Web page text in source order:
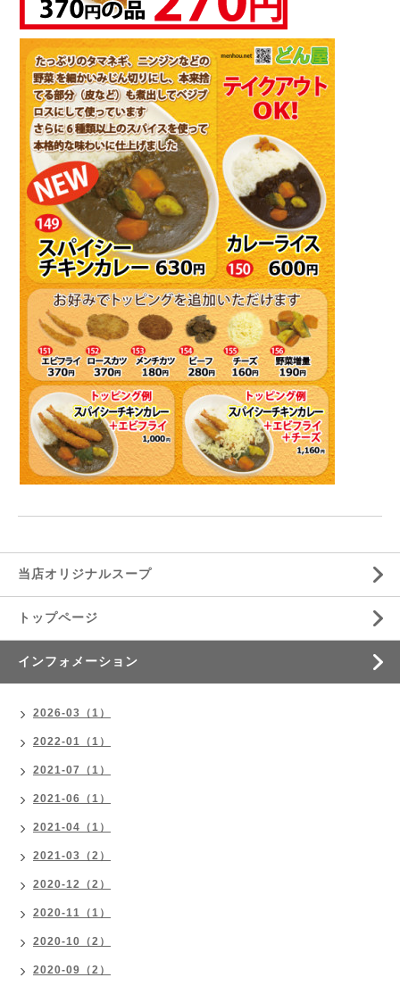
当店オリジナルスープ
トップページ
インフォメーション
2026-03（1）
2022-01（1）
2021-07（1）
2021-06（1）
2021-04（1）
2021-03（2）
2020-12（2）
2020-11（1）
2020-10（2）
2020-09（2）